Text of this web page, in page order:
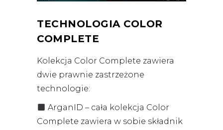
TECHNOLOGIA COLOR
COMPLETE
Kolekcja Color Complete zawiera
dwie prawnie zastrzeżone
technologie:
ArganID – cała kolekcja Color
Complete zawiera w sobie składnik